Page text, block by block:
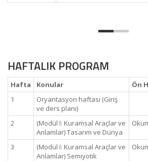
HAFTALIK PROGRAM
Hafta Konular
Ön
1
Oryantasyon haftası (Giriş
ve ders planı)
2
(Modül I: Kuramsal Araçlar ve
Anlamlar) Tasarım ve Dünya
3
(Modül I: Kuramsal Araçlar ve
Anlamlar) Semiyotik